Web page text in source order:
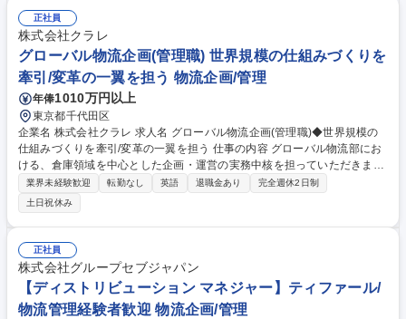
ら商品の販売状況や在庫の分析、協力工場への発注や納期調整、コスト交
渉を行い、商品の安定供給を実現します。このコスト管理や安定供給が会
社の利益に直結する非常に重要なポジションです。 募集職種 【大阪】海
外調達 ベトナムの商習慣を知る方におすすめ/エレコム中核ポジション
正社員
株式会社クラレ
グローバル物流企画(管理職) 世界規模の仕組みづくりを
牽引/変革の一翼を担う 物流企画/管理
年俸1010万円以上
東京都千代田区
企業名 株式会社クラレ 求人名 グローバル物流企画(管理職)◆世界規模の
仕組みづくりを牽引/変革の一翼を担う 仕事の内容 グローバル物流部にお
ける、倉庫領域を中心とした企画・運営の実務中核を担っていただきま
す。 《ミッション》グローバルで"One Kuraray"として結束を強め、統合
力を高めるべく全社横断での挑戦を進めている当社にて、当部は、各国・
各事業部に分散していた物流機能を、事業価値に直結するグローバル横断
機能として強化するべく2022年に設立しました。本ポジションでは経営
が下した意思決定を、米国・欧州・アジアと多種多様な現場制約の中で、
実際に動くオペレーションへと落とし込む、実装の中核を担っていただき
ます。 募集職種 グローバル物流企画(管理職)◆世界規模の仕組みづくりを
牽引/変革の一翼を担う
業界未経験歓迎 転勤なし 英語 退職金あり
完全週休2日制
土日祝休み
正社員
株式会社グループセブジャパン
【ディストリビューション マネジャー】ティファール/
物流管理経験者歓迎 物流企画/管理